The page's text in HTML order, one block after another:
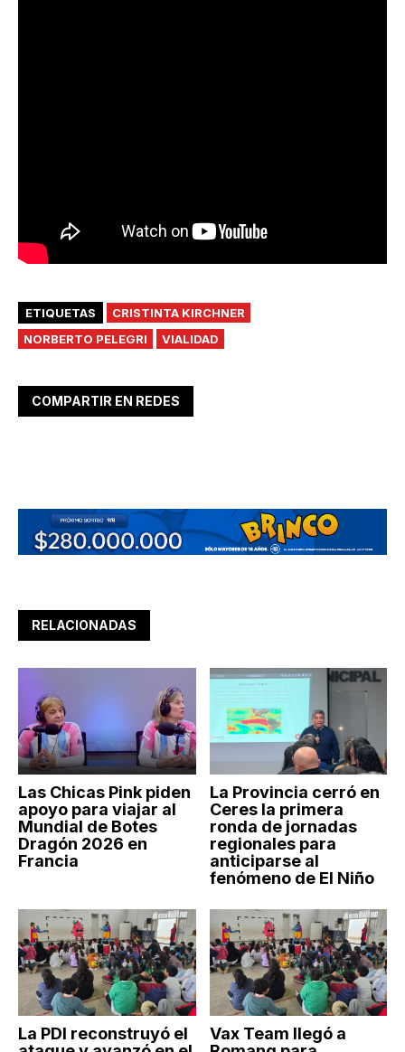
ETIQUETAS
CRISTINTA KIRCHNER
NORBERTO PELEGRI
VIALIDAD
COMPARTIR EN REDES
RELACIONADAS
Las Chicas Pink piden
apoyo para viajar al
Mundial de Botes
Dragón 2026 en
Francia
La Provincia cerró en
Ceres la primera
ronda de jornadas
regionales para
anticiparse al
fenómeno de El Niño
La PDI reconstruyó el
Vax Team llegó a